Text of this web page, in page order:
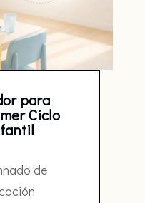
para
Ciclo
de